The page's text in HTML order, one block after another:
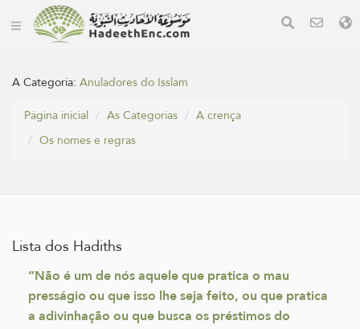
A Categoria:Anuladores do Isslam
Página inicial
As Categorias
A crença
Os nomes e regras
Lista dos Hadiths
“Não é um de nós aquele que pratica o mau
presságio ou que isso lhe seja feito, ou que pratica
a adivinhação ou que busca os préstimos do